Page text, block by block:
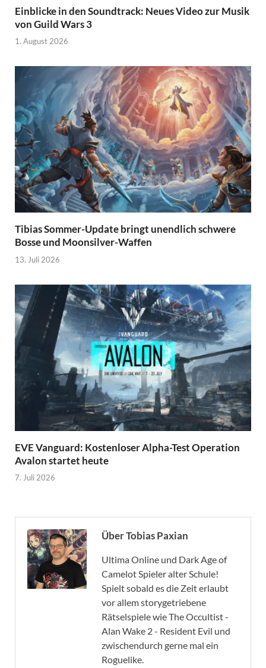
Einblicke in den Soundtrack: Neues Video zur Musik
von Guild Wars 3
1. August 2026
Tibias Sommer-Update bringt unendlich schwere
Bosse und Moonsilver-Waffen
13. Juli 2026
EVE Vanguard: Kostenloser Alpha-Test Operation
Avalon startet heute
7. Juli 2026
Über Tobias Paxian
Ultima Online und Dark Age of
Camelot Spieler alter Schule!
Spielt sobald es die Zeit erlaubt
vor allem storygetriebene
Rätselspiele wie The Occultist -
Alan Wake 2 - Resident Evil und
zwischendurch gerne mal ein
Roguelike.